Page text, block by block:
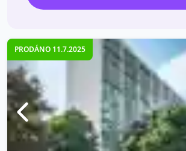
PRODÁNO 11.7.2025